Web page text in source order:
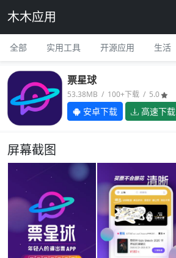
木木应用
全部 实用工具 开源应用 生活
票星球
53.38MB / 100+下载 / 5.0
安卓下载 高速下载
屏幕截图